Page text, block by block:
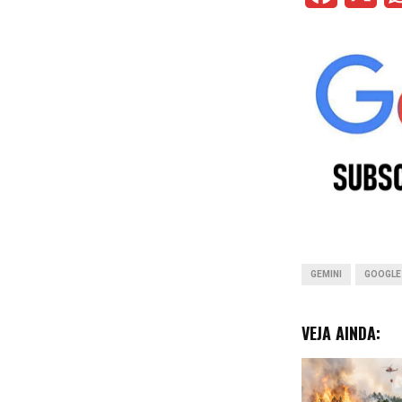
c
b
o
GEMINI GOOGLE
VEJA AINDA: